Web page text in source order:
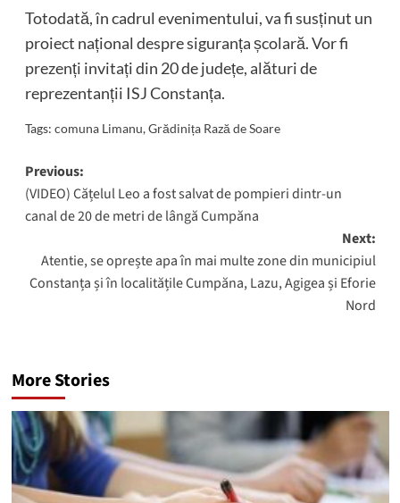
Totodată, în cadrul evenimentului, va fi susținut un
proiect național despre siguranța școlară. Vor fi
prezenți invitați din 20 de județe, alături de
reprezentanții ISJ Constanța.
Tags: comuna Limanu,Grădinița Rază de Soare
Post
navigation
Previous:
(VIDEO) Cățelul Leo a fost salvat de pompieri dintr-un
canal de 20 de metri de lângă Cumpăna
Next:
Atentie, se oprește apa în mai multe zone din municipiul
Constanța și în localitățile Cumpăna, Lazu, Agigea și Eforie
Nord
More Stories